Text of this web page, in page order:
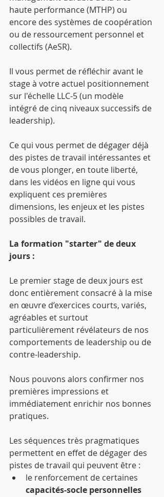
haute performance (MTHP) ou
encore des systèmes de coopération
ou de ressourcement personnel et
collectifs (AeSR).
Il vous permet de réfléchir avant le
stage à votre actuel positionnement
sur l'échelle LLC-5 (un modèle
intégré de cinq niveaux successifs de
leadership).
Ce qui vous permet de dégager déjà
des pistes de travail intéressantes et
de vous plonger, en toute liberté,
dans les vidéos en ligne qui vous
expliquent ces premières
dimensions, les enjeux et les pistes
possibles de travail.
La formation "starter" de deux
jours :
Le premier stage de deux jours est
donc entièrement consacré à la mise
en œuvre d’exercices courts, variés,
agréables et surtout
particulièrement révélateurs de nos
comportements de leadership ou de
contre-leadership.
Nous pouvons alors confirmer nos
premières impressions et
immédiatement enrichir nos bonnes
pratiques.
Les séquences très pragmatiques
permettent en effet de dégager des
pistes de travail qui peuvent être :
le renforcement de certaines
capacités-socle personnelles